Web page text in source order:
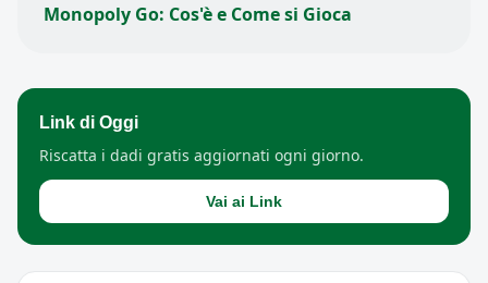
Monopoly Go: Cos'è e Come si Gioca
Link di Oggi
Riscatta i dadi gratis aggiornati ogni giorno.
Vai ai Link